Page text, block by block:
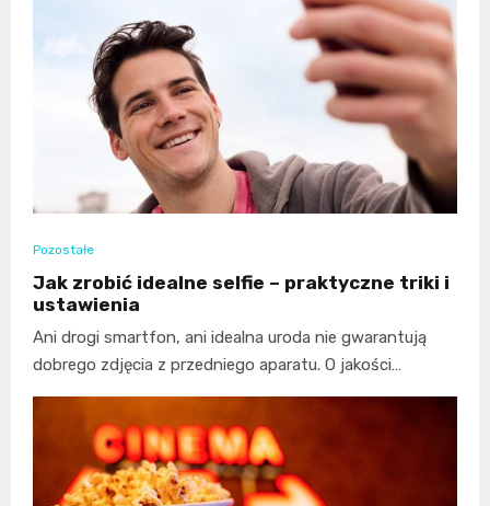
Pozostałe
Jak zrobić idealne selfie – praktyczne triki i
ustawienia
Ani drogi smartfon, ani idealna uroda nie gwarantują
dobrego zdjęcia z przedniego aparatu. O jakości…